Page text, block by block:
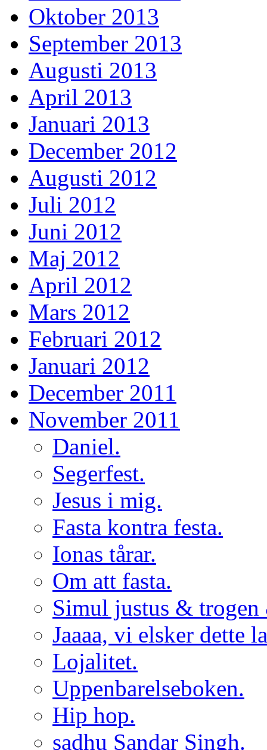
Oktober 2013
September 2013
Augusti 2013
April 2013
Januari 2013
December 2012
Augusti 2012
Juli 2012
Juni 2012
Maj 2012
April 2012
Mars 2012
Februari 2012
Januari 2012
December 2011
November 2011
Daniel.
Segerfest.
Jesus i mig.
Fasta kontra festa.
Ionas tårar.
Om att fasta.
Simul justus &
Jaaaa, vi elsker dette
Lojalitet.
Uppenbarelseboken.
Hip hop.
sadhu Sandar Singh.